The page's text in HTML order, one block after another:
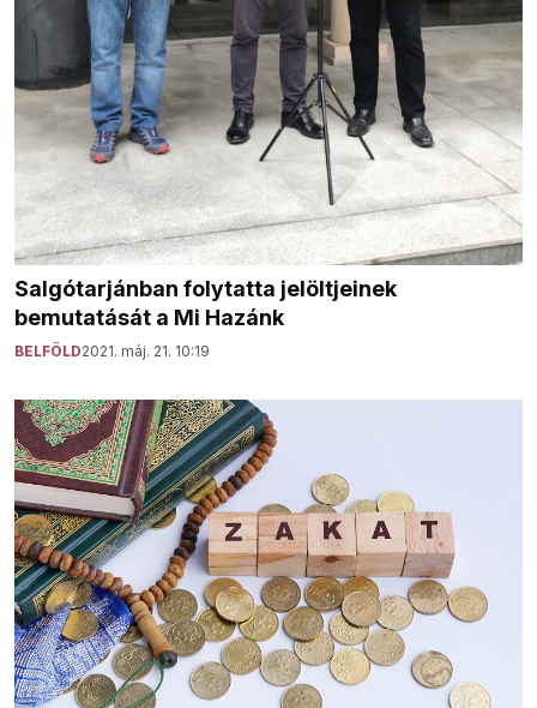
Salgótarjánban folytatta jelöltjeinek
bemutatását a Mi Hazánk
BELFÖLD2021. máj. 21. 10:19